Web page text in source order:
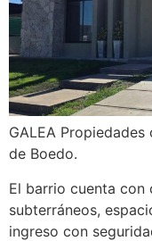
GALEA
de Boedo.
El barrio cuenta con
subterráneos,
ingreso con